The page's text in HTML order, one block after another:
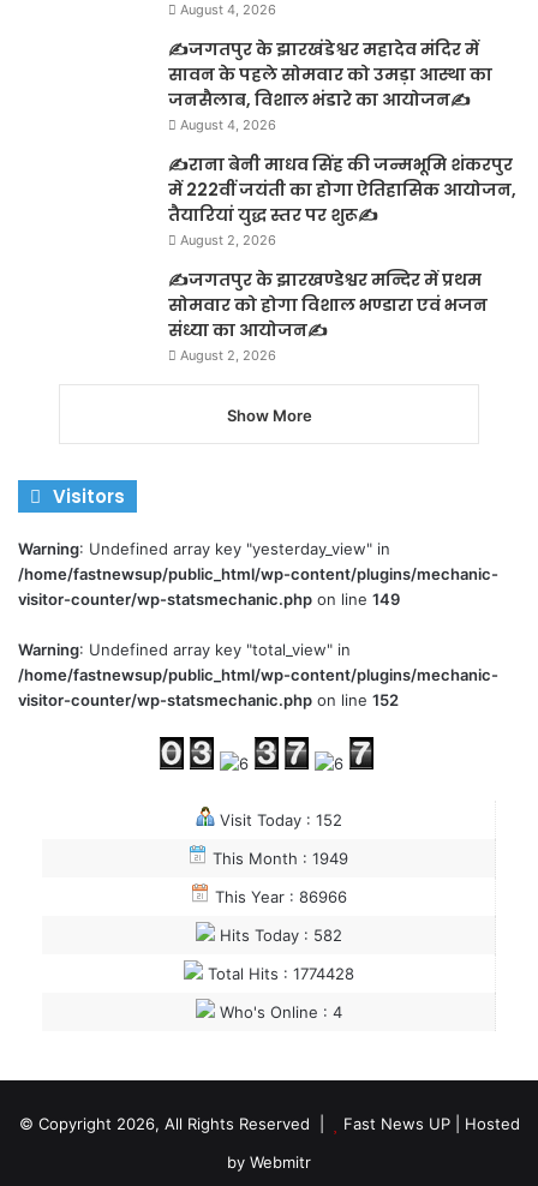
August 4, 2026
✍️जगतपुर के झारखंडेश्वर महादेव मंदिर में
सावन के पहले सोमवार को उमड़ा आस्था का
जनसैलाब, विशाल भंडारे का आयोजन✍️
August 4, 2026
✍️राना बेनी माधव सिंह की जन्मभूमि शंकरपुर
में 222वीं जयंती का होगा ऐतिहासिक आयोजन,
तैयारियां युद्ध स्तर पर शुरू✍️
August 2, 2026
✍️जगतपुर के झारखण्डेश्वर मन्दिर में प्रथम
सोमवार को होगा विशाल भण्डारा एवं भजन
संध्या का आयोजन✍️
August 2, 2026
Show More
Visitors
Warning: Undefined array key "yesterday_view" in
/home/fastnewsup/public_html/wp-content/plugins/mechanic-
visitor-counter/wp-statsmechanic.php on line 149
Warning: Undefined array key "total_view" in
/home/fastnewsup/public_html/wp-content/plugins/mechanic-
visitor-counter/wp-statsmechanic.php on line 152
Visit Today : 152
This Month : 1949
This Year : 86966
Hits Today : 582
Total Hits : 1774428
Who's Online : 4
© Copyright 2026, All Rights Reserved | Fast News UP| Hosted
by Webmitr